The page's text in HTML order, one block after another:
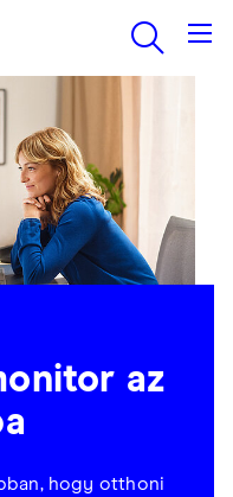
az
hogy otthoni